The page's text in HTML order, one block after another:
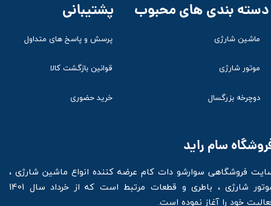
سام راید
فروشگاهی سوارشو دات کام عرضه کننده انواع ماشین شارژی ،
موتور شارژی ، باطری و قطعات مرتبط است که از خرداد سال 1401
خود را آغاز نموده است.
دسته بندی های محبوب
ماشین شارژی
موتور شارژی
دوچرخه بزرگسال
پشتیبانی
پرسش و پاسخ های متداول
قوانین بازگشت کالا
خرید حضوری